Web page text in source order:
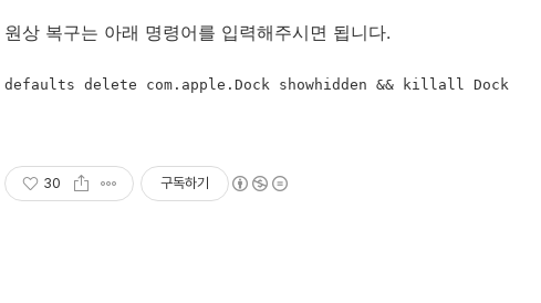
원상 복구는 아래 명령어를 입력해주시면 됩니다.
defaults delete com.apple.Dock showhidden && killall Dock
30 구독하기